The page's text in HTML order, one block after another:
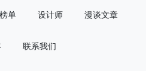
单 设计师 漫谈文章
联系我们